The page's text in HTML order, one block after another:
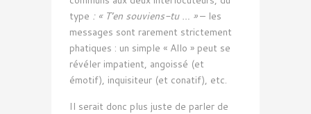
type : « T’en souviens-tu … »– les
messages sont rarement strictement
phatiques : un simple « Allo » peut se
révéler impatient, angoissé (et
émotif), inquisiteur (et conatif), etc.
Il serait donc plus juste de parler de